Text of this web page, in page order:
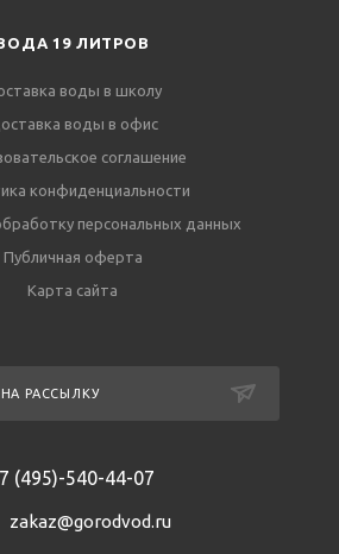
19 ЛИТРОВ
воды в школу
воды в офис
соглашение
конфиденциальности
персональных данных
Публичная оферта
Карта сайта
РАССЫЛКУ
(495)-540-44-07
zakaz@gorodvod.ru